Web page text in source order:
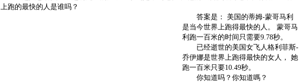
上跑的最快的人是谁吗？
答案是： 美国的蒂姆-蒙哥马利
是当今世界上跑得最快的人。 蒙哥马
利跑一百米的时间只需要9.78秒。
已经逝世的美国女飞人格利菲斯-
乔伊娜是世界上跑得最快的女人， 她
跑一百米只要10.49秒。
你知道吗？你知道嗎？